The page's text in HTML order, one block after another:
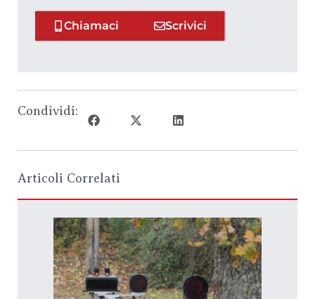
Chiamaci Scrivici
Condividi:
Articoli Correlati